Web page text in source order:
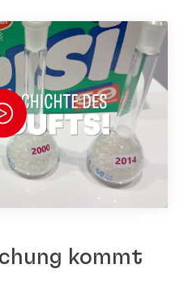
kommt